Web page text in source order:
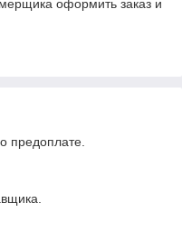
оформить заказ и
предоплате.